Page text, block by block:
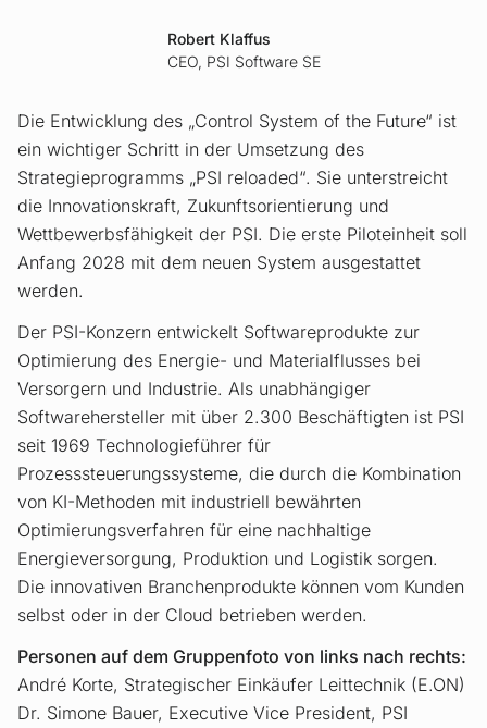
Robert Klaffus
CEO, PSI Software SE
Die Entwicklung des „Control System of the Future“ ist
ein wichtiger Schritt in der Umsetzung des
Strategieprogramms „PSI reloaded“. Sie unterstreicht
die Innovationskraft, Zukunftsorientierung und
Wettbewerbsfähigkeit der PSI. Die erste Piloteinheit soll
Anfang 2028 mit dem neuen System ausgestattet
werden.
Der PSI-Konzern entwickelt Softwareprodukte zur
Optimierung des Energie- und Materialflusses bei
Versorgern und Industrie. Als unabhängiger
Softwarehersteller mit über 2.300 Beschäftigten ist PSI
seit 1969 Technologieführer für
Prozesssteuerungssysteme, die durch die Kombination
von KI-Methoden mit industriell bewährten
Optimierungsverfahren für eine nachhaltige
Energieversorgung, Produktion und Logistik sorgen.
Die innovativen Branchenprodukte können vom Kunden
selbst oder in der Cloud betrieben werden.
Personen auf dem Gruppenfoto von links nach rechts:
André Korte, Strategischer Einkäufer Leittechnik (E.ON)
Dr. Simone Bauer, Executive Vice President, PSI